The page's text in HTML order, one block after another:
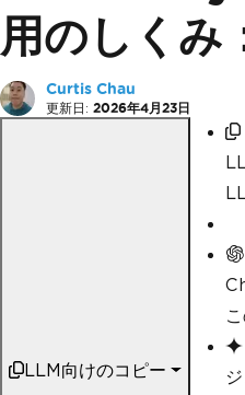
用のしくみ
Curtis Chau
更新日: 2026年4月23日
LLM向けのコピー